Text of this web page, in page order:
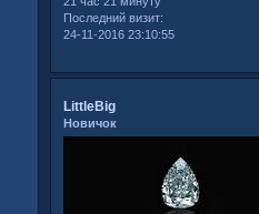
Последний визит:
24-11-2016 23:10:55
LittleBig
Новичок